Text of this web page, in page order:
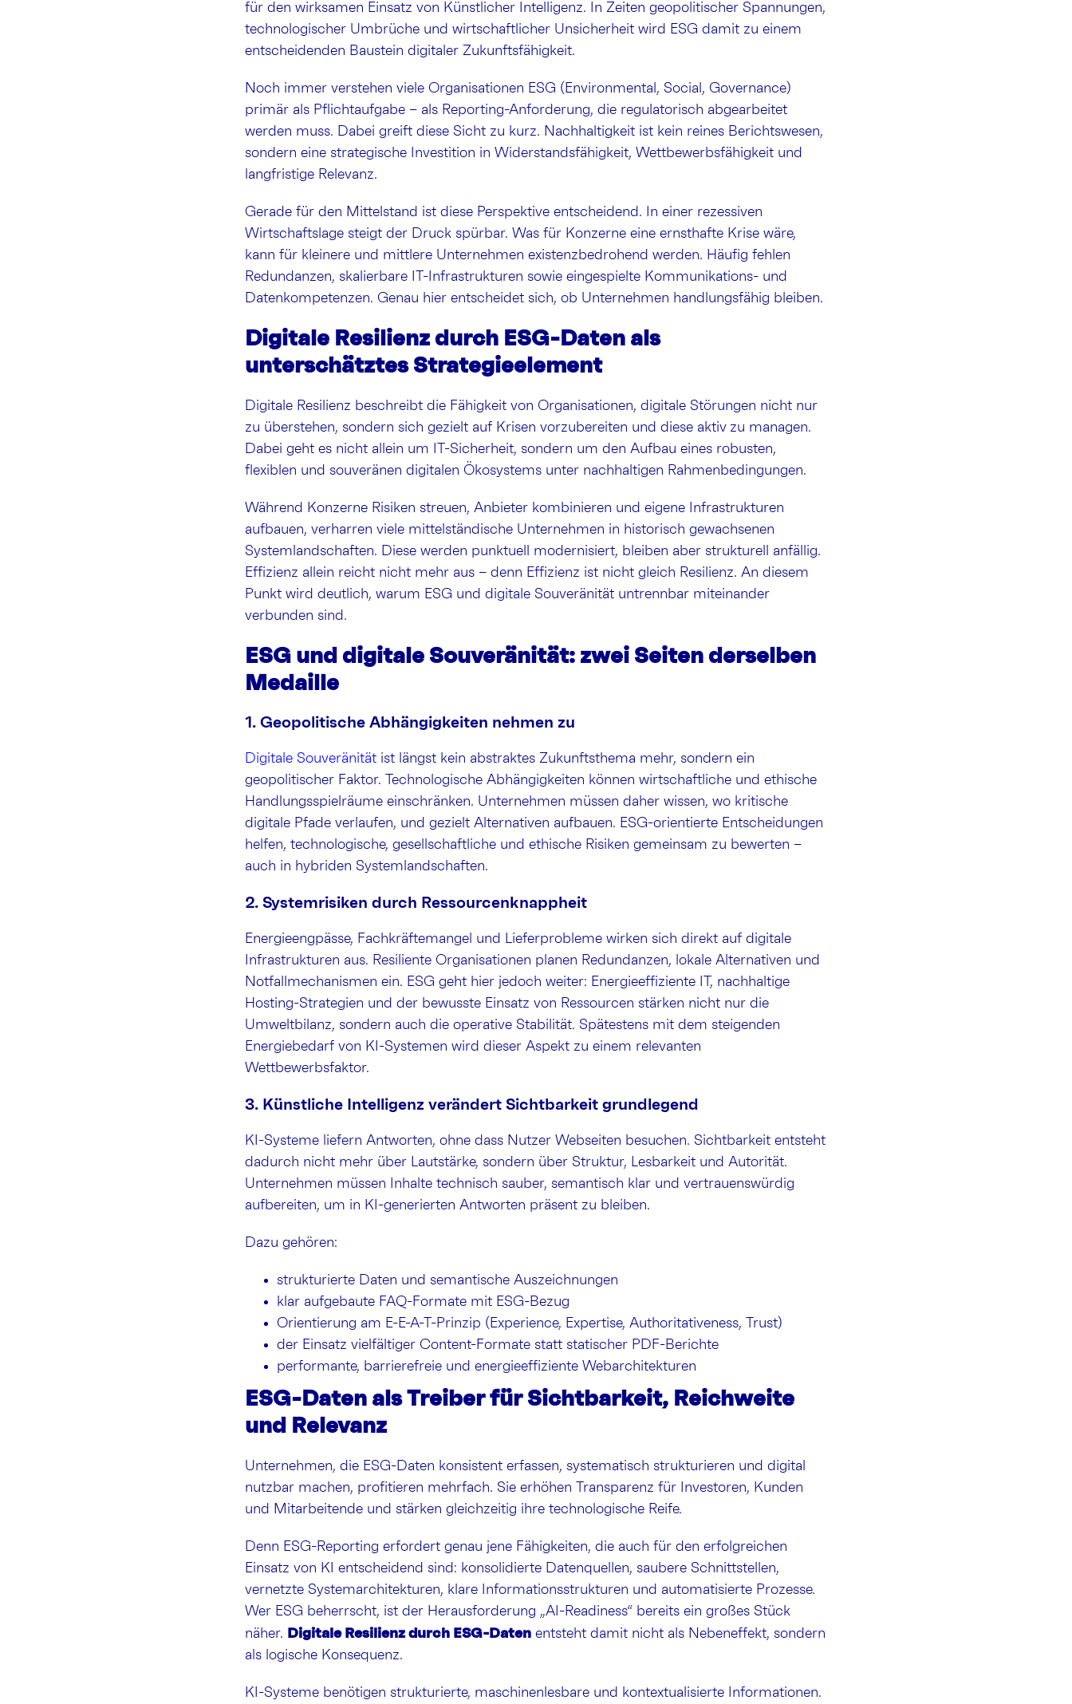
für den wirksamen Einsatz von Künstlicher Intelligenz. In Zeiten geopolitischer Spannungen,
technologischer Umbrüche und wirtschaftlicher Unsicherheit wird ESG damit zu einem
entscheidenden Baustein digitaler Zukunftsfähigkeit.
Noch immer verstehen viele Organisationen ESG (Environmental, Social, Governance)
primär als Pflichtaufgabe – als Reporting-Anforderung, die regulatorisch abgearbeitet
werden muss. Dabei greift diese Sicht zu kurz. Nachhaltigkeit ist kein reines Berichtswesen,
sondern eine strategische Investition in Widerstandsfähigkeit, Wettbewerbsfähigkeit und
langfristige Relevanz.
Gerade für den Mittelstand ist diese Perspektive entscheidend. In einer rezessiven
Wirtschaftslage steigt der Druck spürbar. Was für Konzerne eine ernsthafte Krise wäre,
kann für kleinere und mittlere Unternehmen existenzbedrohend werden. Häufig fehlen
Redundanzen, skalierbare IT-Infrastrukturen sowie eingespielte Kommunikations- und
Datenkompetenzen. Genau hier entscheidet sich, ob Unternehmen handlungsfähig bleiben.
Digitale Resilienz durch ESG-Daten als
unterschätztes Strategieelement
Digitale Resilienz beschreibt die Fähigkeit von Organisationen, digitale Störungen nicht nur
zu überstehen, sondern sich gezielt auf Krisen vorzubereiten und diese aktiv zu managen.
Dabei geht es nicht allein um IT-Sicherheit, sondern um den Aufbau eines robusten,
flexiblen und souveränen digitalen Ökosystems unter nachhaltigen Rahmenbedingungen.
Während Konzerne Risiken streuen, Anbieter kombinieren und eigene Infrastrukturen
aufbauen, verharren viele mittelständische Unternehmen in historisch gewachsenen
Systemlandschaften. Diese werden punktuell modernisiert, bleiben aber strukturell anfällig.
Effizienz allein reicht nicht mehr aus – denn Effizienz ist nicht gleich Resilienz. An diesem
Punkt wird deutlich, warum ESG und digitale Souveränität untrennbar miteinander
verbunden sind.
ESG und digitale Souveränität: zwei Seiten derselben
Medaille
1. Geopolitische Abhängigkeiten nehmen zu
Digitale Souveränität ist längst kein abstraktes Zukunftsthema mehr, sondern ein
geopolitischer Faktor. Technologische Abhängigkeiten können wirtschaftliche und ethische
Handlungsspielräume einschränken. Unternehmen müssen daher wissen, wo kritische
digitale Pfade verlaufen, und gezielt Alternativen aufbauen. ESG-orientierte Entscheidungen
helfen, technologische, gesellschaftliche und ethische Risiken gemeinsam zu bewerten –
auch in hybriden Systemlandschaften.
2. Systemrisiken durch Ressourcenknappheit
Energieengpässe, Fachkräftemangel und Lieferprobleme wirken sich direkt auf digitale
Infrastrukturen aus. Resiliente Organisationen planen Redundanzen, lokale Alternativen und
Notfallmechanismen ein. ESG geht hier jedoch weiter: Energieeffiziente IT, nachhaltige
Hosting-Strategien und der bewusste Einsatz von Ressourcen stärken nicht nur die
Umweltbilanz, sondern auch die operative Stabilität. Spätestens mit dem steigenden
Energiebedarf von KI-Systemen wird dieser Aspekt zu einem relevanten
Wettbewerbsfaktor.
3. Künstliche Intelligenz verändert Sichtbarkeit grundlegend
KI-Systeme liefern Antworten, ohne dass Nutzer Webseiten besuchen. Sichtbarkeit entsteht
dadurch nicht mehr über Lautstärke, sondern über Struktur, Lesbarkeit und Autorität.
Unternehmen müssen Inhalte technisch sauber, semantisch klar und vertrauenswürdig
aufbereiten, um in KI-generierten Antworten präsent zu bleiben.
Dazu gehören:
strukturierte Daten und semantische Auszeichnungen
klar aufgebaute FAQ-Formate mit ESG-Bezug
Orientierung am E-E-A-T-Prinzip (Experience, Expertise, Authoritativeness, Trust)
der Einsatz vielfältiger Content-Formate statt statischer PDF-Berichte
performante, barrierefreie und energieeffiziente Webarchitekturen
ESG-Daten als Treiber für Sichtbarkeit, Reichweite
und Relevanz
Unternehmen, die ESG-Daten konsistent erfassen, systematisch strukturieren und digital
nutzbar machen, profitieren mehrfach. Sie erhöhen Transparenz für Investoren, Kunden
und Mitarbeitende und stärken gleichzeitig ihre technologische Reife.
Denn ESG-Reporting erfordert genau jene Fähigkeiten, die auch für den erfolgreichen
Einsatz von KI entscheidend sind: konsolidierte Datenquellen, saubere Schnittstellen,
vernetzte Systemarchitekturen, klare Informationsstrukturen und automatisierte Prozesse.
Wer ESG beherrscht, ist der Herausforderung „AI-Readiness“ bereits ein großes Stück
näher.
Digitale Resilienz durch ESG-Daten entsteht damit nicht als Nebeneffekt, sondern
als logische Konsequenz.
KI-Systeme benötigen strukturierte, maschinenlesbare und kontextualisierte Informationen.